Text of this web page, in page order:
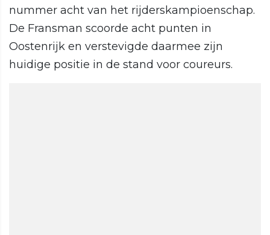
nummer acht van het rijderskampioenschap.
De Fransman scoorde acht punten in
Oostenrijk en verstevigde daarmee zijn
huidige positie in de stand voor coureurs.